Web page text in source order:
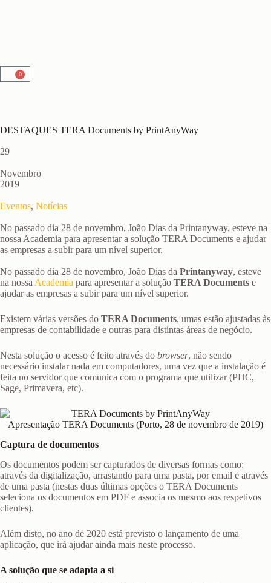
0
DESTAQUES TERA Documents by PrintAnyWay
29
Novembro
2019
Eventos, Notícias
No passado dia 28 de novembro, João Dias da Printanyway, esteve na
nossa Academia para apresentar a solução TERA Documents e ajudar
as empresas a subir para um nível superior.
No passado dia 28 de novembro, João Dias da Printanyway, esteve
na nossa Academia para apresentar a solução TERA Documents e
ajudar as empresas a subir para um nível superior.
Existem várias versões do TERA Documents, umas estão ajustadas às
empresas de contabilidade e outras para distintas áreas de negócio.
Nesta solução o acesso é feito através do browser, não sendo
necessário instalar nada em computadores, uma vez que a instalação é
feita no servidor que comunica com o programa que utilizar (PHC,
Sage, Primavera, etc).
Apresentação TERA Documents (Porto, 28 de novembro de 2019)
Captura de documentos
Os documentos podem ser capturados de diversas formas como:
através da digitalização, arrastando para uma pasta, por email e através
de uma pasta (nestas duas últimas opções o TERA Documents
seleciona os documentos em PDF e associa os mesmo aos respetivos
clientes).
Além disto, no ano de 2020 está previsto o lançamento de uma
aplicação, que irá ajudar ainda mais neste processo.
A solução que se adapta a si